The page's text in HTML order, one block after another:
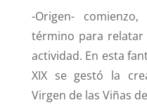
-Origen-
término para relatar
actividad. En esta
XIX se gestó la
Virgen de las Viñas